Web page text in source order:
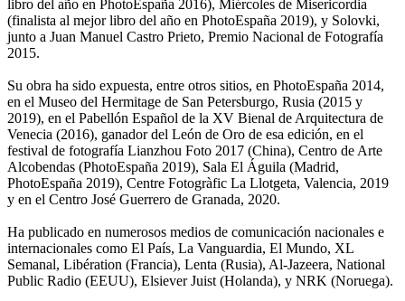
libro del año en PhotoEspaña 2016), Miércoles de Misericordia
(finalista al mejor libro del año en PhotoEspaña 2019), y Solovki,
junto a Juan Manuel Castro Prieto, Premio Nacional de Fotografía
2015.
Su obra ha sido expuesta, entre otros sitios, en PhotoEspaña 2014,
en el Museo del Hermitage de San Petersburgo, Rusia (2015 y
2019), en el Pabellón Español de la XV Bienal de Arquitectura de
Venecia (2016), ganador del León de Oro de esa edición, en el
festival de fotografía Lianzhou Foto 2017 (China), Centro de Arte
Alcobendas (PhotoEspaña 2019), Sala El Águila (Madrid,
PhotoEspaña 2019), Centre Fotogràfic La Llotgeta, Valencia, 2019
y en el Centro José Guerrero de Granada, 2020.
Ha publicado en numerosos medios de comunicación nacionales e
internacionales como El País, La Vanguardia, El Mundo, XL
Semanal, Libération (Francia), Lenta (Rusia), Al-Jazeera, National
Public Radio (EEUU), Elsiever Juist (Holanda), y NRK (Noruega).